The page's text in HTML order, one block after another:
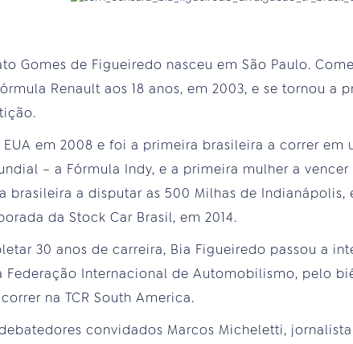
Gomes de Figueiredo nasceu em São Paulo.
Renault aos 18 anos, em 2003, e se tornou a
EUA em 2008 e foi a primeira brasileira a correr
– a Fórmula Indy, e a primeira mulher a vencer
brasileira a disputar as 500 Milhas de Indianápolis,
da Stock Car Brasil, em 2014.
30 anos de carreira, Bia Figueiredo passou a
Internacional de Automobilismo, pelo
na TCR South America.
convidados Marcos Micheletti,